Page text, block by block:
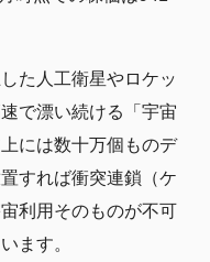
た人工衛星やロケッ
で漂い続ける「宇宙
には数十万個ものデ
すれば衝突連鎖（ケ
利用そのものが不可
ます。